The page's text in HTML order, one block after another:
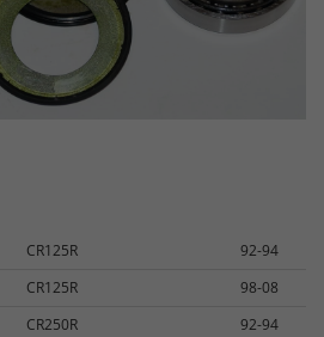
CR125R
92-94
CR125R
98-08
CR250R 92-94